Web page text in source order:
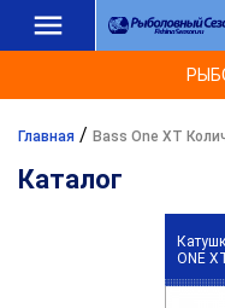
Главная / Bass One XT
Каталог
ONE